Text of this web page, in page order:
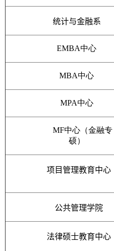
统计与金融系
EMBA中心
MBA中心
MPA中心
MF中心（金融专
硕）
项目管理教育中心
公共管理学院
法律硕士教育中心